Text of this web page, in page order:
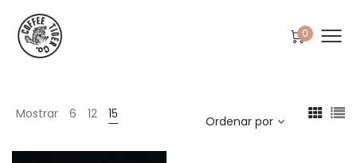
0
Mostrar 6 12 15 Ordenar por